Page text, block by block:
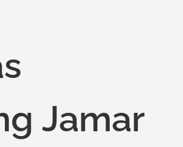
Jamar